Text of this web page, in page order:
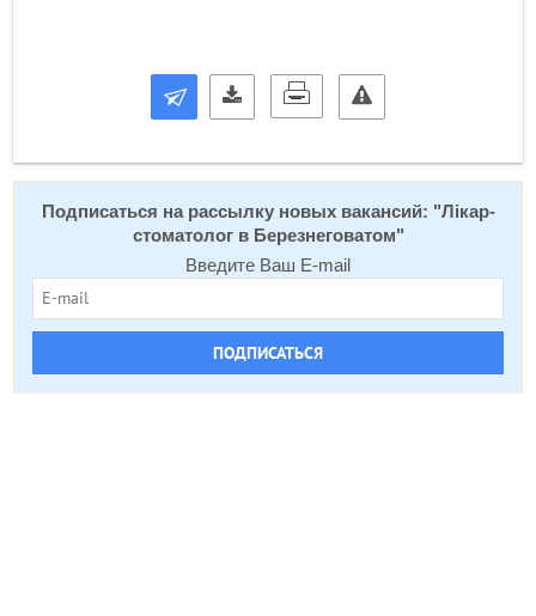
Подписаться на расcылку новых вакансий: "Лікар-
стоматолог в Березнеговатом"
Введите Ваш E-mail
ПОДПИСАТЬСЯ